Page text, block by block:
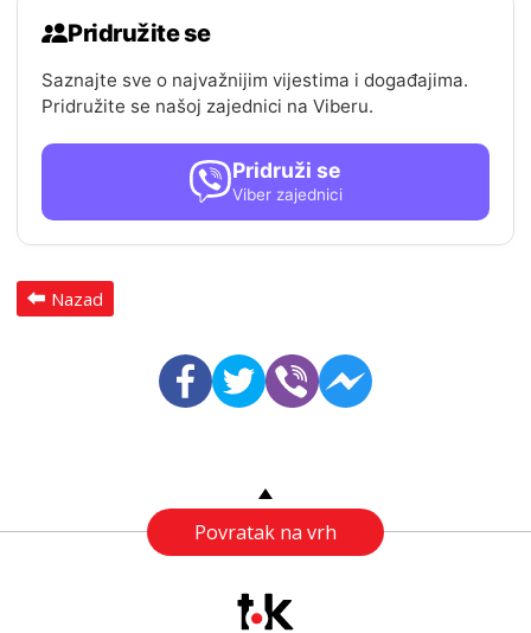
Pridružite se
Saznajte sve o najvažnijim vijestima i događajima.
Pridružite se našoj zajednici na Viberu.
Pridruži se
Viber zajednici
Nazad
Povratak na vrh